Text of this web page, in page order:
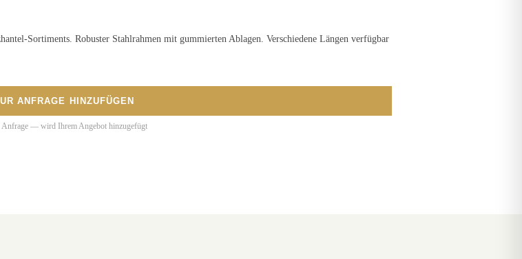
Sortiments. Robuster Stahlrahmen mit gummierten Ablagen. Verschiedene Längen verfügbar
ANFRAGE HINZUFÜGEN
Anfrage — wird Ihrem Angebot hinzugefügt